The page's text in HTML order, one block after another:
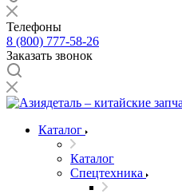
Телефоны
8 (800) 777-58-26
Заказать звонок
Каталог
Каталог
Спецтехника